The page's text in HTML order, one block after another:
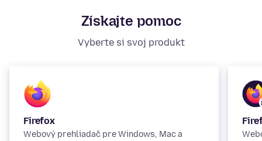
Získajte pomoc
Vyberte si svoj produkt
Firefox
Webový prehliadač pre Windows, Mac a